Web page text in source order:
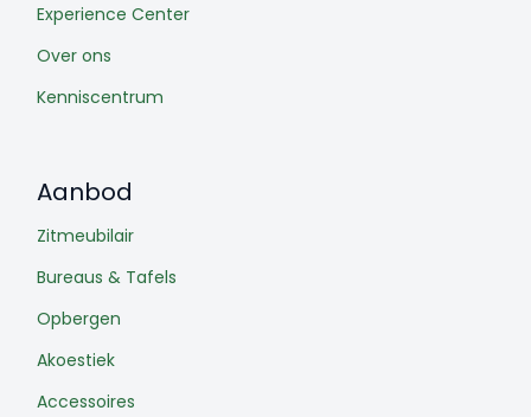
Experience Center
Over ons
Kenniscentrum
Aanbod
Zitmeubilair
Bureaus & Tafels
Opbergen
Akoestiek
Accessoires